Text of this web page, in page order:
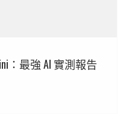
：最強 AI 實測報告